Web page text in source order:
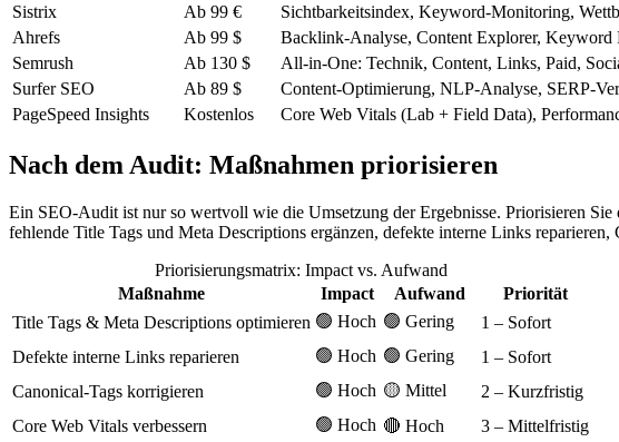
Sistrix
Ab 99 € Sichtbarkeitsindex, Keyword-Monitoring,
Ahrefs
Ab 99 $ Backlink-Analyse, Content Explorer, Keyword
Semrush
Ab 130 $ All-in-One: Technik, Content, Links, Paid,
Surfer SEO
Ab 89 $ Content-Optimierung, NLP-Analyse, SERP-
PageSpeed Insights
Kostenlos Core Web Vitals (Lab + Field Data),
Nach dem Audit: Maßnahmen priorisieren
Ein SEO-Audit ist nur so wertvoll wie die Umsetzung der Ergebnisse. Priorisieren
fehlende Title Tags und Meta Descriptions ergänzen, defekte interne Links
Priorisierungsmatrix: Impact vs. Aufwand
Maßnahme
Impact Aufwand
Priorität
Title Tags & Meta Descriptions optimieren 🟢 Hoch 🟢 Gering
1 – Sofort
Defekte interne Links reparieren
🟢 Hoch 🟢 Gering
1 – Sofort
Canonical-Tags korrigieren
🟢 Hoch 🟡 Mittel
2 – Kurzfristig
Core Web Vitals verbessern
🟢 Hoch 🔴 Hoch
3 – Mittelfristig